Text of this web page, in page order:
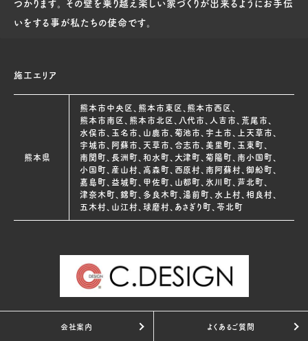
つかります。 その壁を乗り越え楽しい家づくりが出来るようにお手伝
いをする事が私たちの使命です。
施工エリア
熊本県
熊本市中央区、熊本市東区、熊本市西区、
熊本市南区、熊本市北区、八代市、人吉市、荒尾市、
水俣市、玉名市、山鹿市、菊池市、宇土市、上天草市、
宇城市、阿蘇市、天草市、合志市、美里町、玉東町、
南関町、長洲町、和水町、大津町、菊陽町、南小国町、
小国町、産山村、高森町、西原村、南阿蘇村、御船町、
嘉島町、益城町、甲佐町、山都町、氷川町、芦北町、
津奈木町、錦町、多良木町、湯前町、水上村、相良村、
五木村、山江村、球磨村、あさぎり町、苓北町
会社案内 よくあるご質問